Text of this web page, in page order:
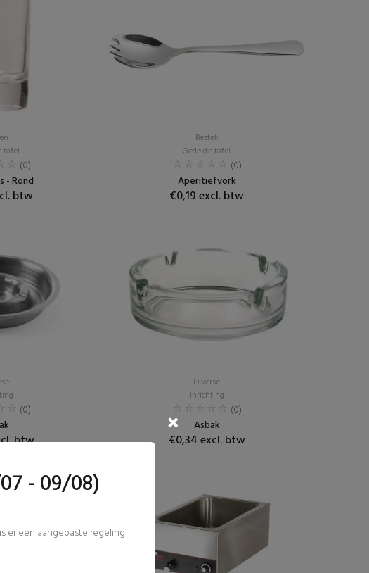
tafel
(0)
- Rond
btw
Bestek
Gedekte tafel
(0)
Aperitiefvork
€0,19 excl. btw
(0)
btw
Diverse
Inrichting
(0)
Asbak
€0,34 excl. btw
- 09/08)
er een aangepaste regeling